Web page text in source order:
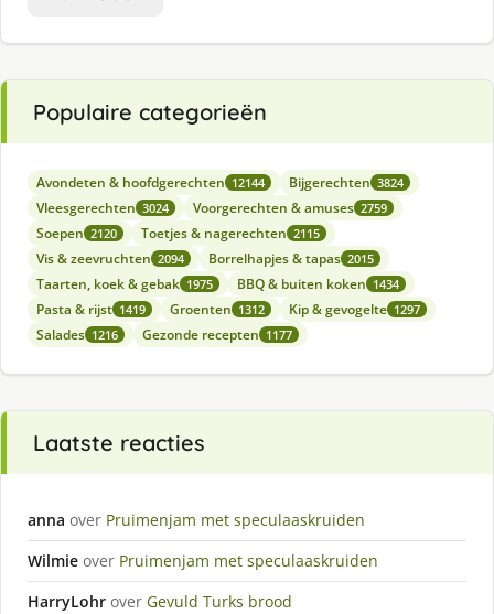
Populaire categorieën
Avondeten & hoofdgerechten 12144 Bijgerechten 3824
Vleesgerechten 3024 Voorgerechten & amuses 2759
Soepen 2120 Toetjes & nagerechten 2115
Vis & zeevruchten 2094 Borrelhapjes & tapas 2015
Taarten, koek & gebak 1975 BBQ & buiten koken 1434
Pasta & rijst 1419 Groenten 1312 Kip & gevogelte 1297
Salades 1216 Gezonde recepten 1177
Laatste reacties
anna over Pruimenjam met speculaaskruiden
Wilmie over Pruimenjam met speculaaskruiden
HarryLohr over Gevuld Turks brood